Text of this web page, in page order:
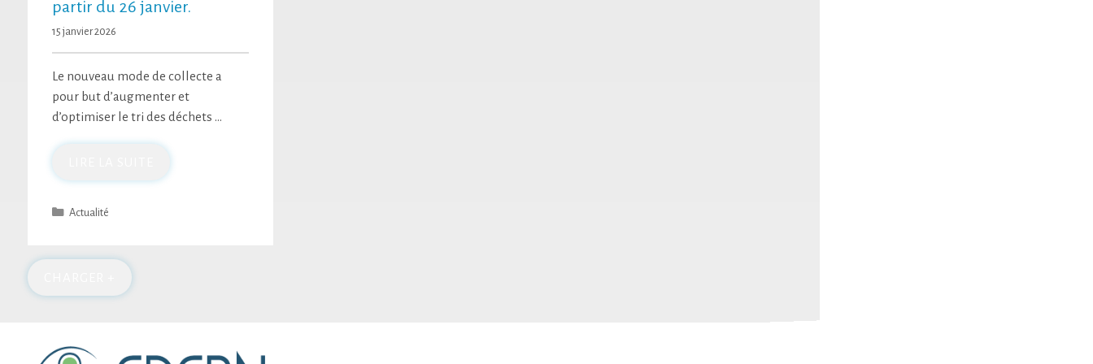
partir du 26 janvier.
15 janvier 2026
Le nouveau mode de collecte a
pour but d’augmenter et
d’optimiser le tri des déchets …
Actualité